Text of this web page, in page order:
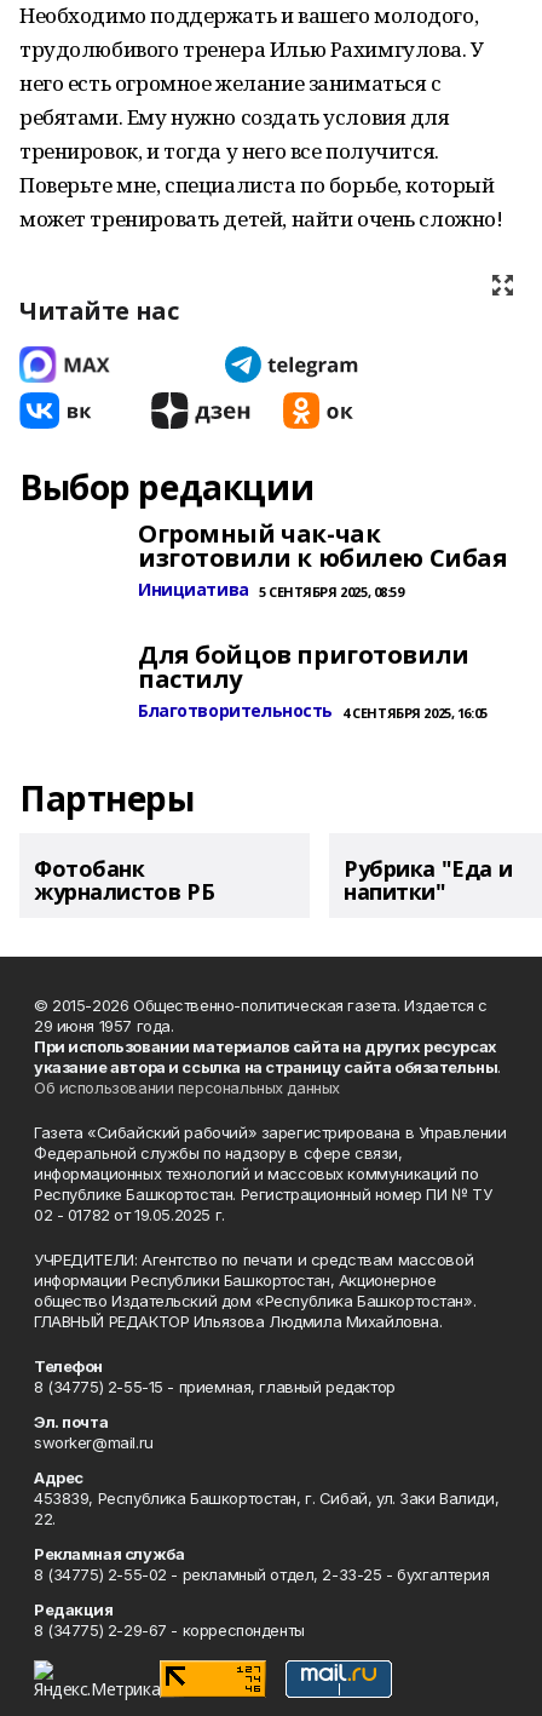
Необходимо поддержать и вашего молодого,
трудолюбивого тренера Илью Рахимгулова. У
него есть огромное желание заниматься с
ребятами. Ему нужно создать условия для
тренировок, и тогда у него все получится.
Поверьте мне, специалиста по борьбе, который
может тренировать детей, найти очень сложно!
Читайте нас
Выбор редакции
Огромный чак-чак
изготовили к юбилею Сибая
Инициатива 5 СЕНТЯБРЯ 2025, 08:59
Для бойцов приготовили
пастилу
Благотворительность 4 СЕНТЯБРЯ 2025, 16:05
Партнеры
Фотобанк
журналистов РБ
Рубрика "Еда и
напитки"
© 2015-2026 Общественно-политическая газета. Издается с
29 июня 1957 года.
При использовании материалов сайта на других ресурсах
указание автора и ссылка на страницу сайта обязательны.
Об использовании персональных данных
Газета «Сибайский рабочий» зарегистрирована в Управлении
Федеральной службы по надзору в сфере связи,
информационных технологий и массовых коммуникаций по
Республике Башкортостан. Регистрационный номер ПИ № ТУ
02 - 01782 от 19.05.2025 г.
УЧРЕДИТЕЛИ: Агентство по печати и средствам массовой
информации Республики Башкортостан, Акционерное
общество Издательский дом «Республика Башкортостан».
ГЛАВНЫЙ РЕДАКТОР Ильязова Людмила Михайловна.
Телефон
8 (34775) 2-55-15 - приемная, главный редактор
Эл. почта
sworker@mail.ru
Адрес
453839, Республика Башкортостан, г. Сибай, ул. Заки Валиди,
22.
Рекламная служба
8 (34775) 2-55-02 - рекламный отдел, 2-33-25 - бухгалтерия
Редакция
8 (34775) 2-29-67 - корреспонденты